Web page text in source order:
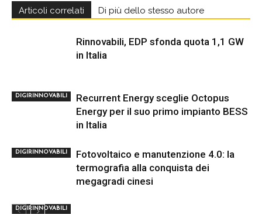
Articoli correlati Di più dello stesso autore
DIGIRINNOVABILI
Rinnovabili, EDP sfonda quota 1,1 GW
in Italia
DIGIRINNOVABILI
Recurrent Energy sceglie Octopus
Energy per il suo primo impianto BESS
in Italia
DIGIRINNOVABILI
Fotovoltaico e manutenzione 4.0: la
termografia alla conquista dei
megagradi cinesi